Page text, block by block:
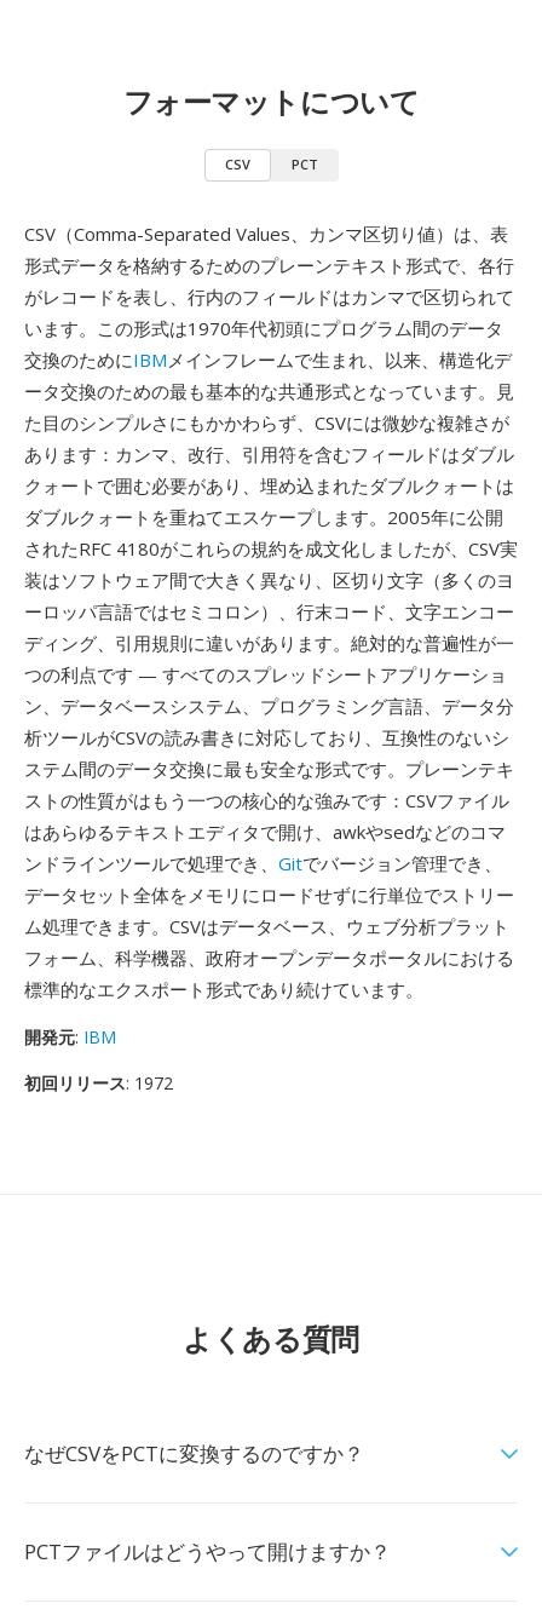
フォーマットについて
CSV PCT
CSV（Comma-Separated Values、カンマ区切り値）は、表
形式データを格納するためのプレーンテキスト形式で、各行
がレコードを表し、行内のフィールドはカンマで区切られて
います。この形式は1970年代初頭にプログラム間のデータ
交換のためにIBMメインフレームで生まれ、以来、構造化デ
ータ交換のための最も基本的な共通形式となっています。見
た目のシンプルさにもかかわらず、CSVには微妙な複雑さが
あります：カンマ、改行、引用符を含むフィールドはダブル
クォートで囲む必要があり、埋め込まれたダブルクォートは
ダブルクォートを重ねてエスケープします。2005年に公開
されたRFC 4180がこれらの規約を成文化しましたが、CSV実
装はソフトウェア間で大きく異なり、区切り文字（多くのヨ
ーロッパ言語ではセミコロン）、行末コード、文字エンコー
ディング、引用規則に違いがあります。絶対的な普遍性が一
つの利点です — すべてのスプレッドシートアプリケーショ
ン、データベースシステム、プログラミング言語、データ分
析ツールがCSVの読み書きに対応しており、互換性のないシ
ステム間のデータ交換に最も安全な形式です。プレーンテキ
ストの性質がはもう一つの核心的な強みです：CSVファイル
はあらゆるテキストエディタで開け、awkやsedなどのコマ
ンドラインツールで処理でき、 Gitでバージョン管理でき、
データセット全体をメモリにロードせずに行単位でストリー
ム処理できます。CSVはデータベース、ウェブ分析プラット
フォーム、科学機器、政府オープンデータポータルにおける
標準的なエクスポート形式であり続けています。
開発元: IBM
初回リリース: 1972
よくある質問
なぜCSVをPCTに変換するのですか？
PCTファイルはどうやって開けますか？